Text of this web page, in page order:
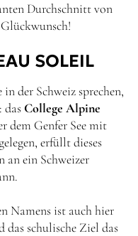
Durchschnitt von
SOLEIL
der Schweiz sprechen,
das College Alpine
dem Genfer See mit
erfüllt dieses
ein Schweizer
Namens ist auch hier
das schulische Ziel das